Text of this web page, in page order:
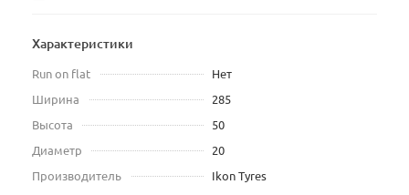
Характеристики
Run on flat
Нет
Ширина
285
Высота
50
Диаметр
20
Производитель
Ikon Tyres